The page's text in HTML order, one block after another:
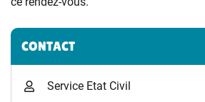
Informations
CONTACT
Service Etat Civil